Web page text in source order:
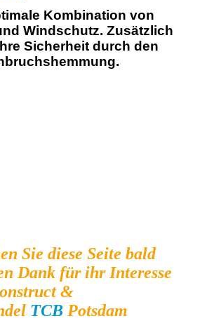
Kombination von
Windschutz. Zusätzlich
Sicherheit durch den
Sie diese Seite bald
Dank für ihr Interesse
&
TCBPotsdam